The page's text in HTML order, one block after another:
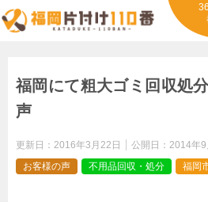
福岡にて粗大ゴミ回収処
声
更新日： 2016年3月22日 公開日： 2014年9
お客様の声
不用品回収・処分 福岡